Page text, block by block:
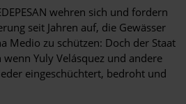
wehren sich und fordern
seit Jahren auf, die Gewässer
Medio zu schützen: Doch der Staat
Yuly Velásquez und andere
eingeschüchtert, bedroht und